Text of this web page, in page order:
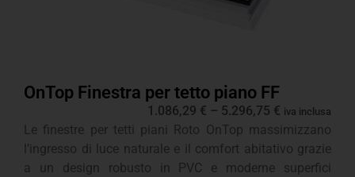
OnTop Finestra per tetto piano FF
1.086,29 € – 5.296,75 € iva inclusa
Le finestre per tetti piani Roto OnTop massimizzano
l’ingresso di luce naturale e il comfort abitativo grazie
a un design robusto in PVC e moderne superfici